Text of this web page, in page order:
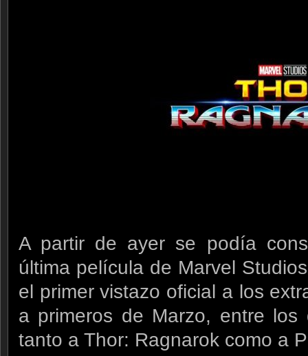
A partir de ayer se podía
última película de Marvel
el primer vistazo oficial a los
a primeros de Marzo, entre
tanto a Thor: Ragnarok como a